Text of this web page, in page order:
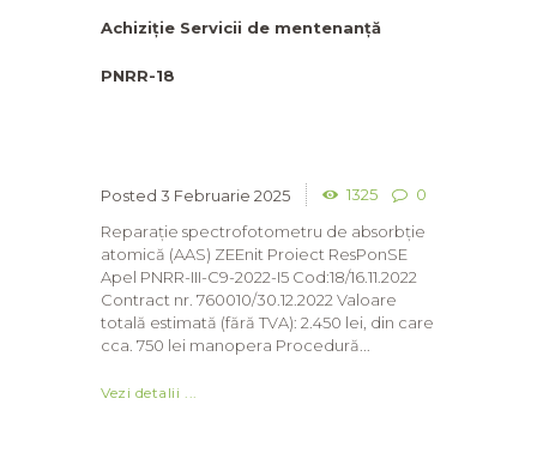
Achiziție Servicii de mentenanță
PNRR-18
3 Februarie 2025 1325
0
Reparație spectrofotometru de absorbție
atomică (AAS) ZEEnit Proiect ResPonSE
Apel PNRR-III-C9-2022-I5 Cod:18/16.11.2022
Contract nr. 760010/30.12.2022 Valoare
totală estimată (fără TVA): 2.450 lei, din care
cca. 750 lei manopera Procedură...
Vezi detalii ...